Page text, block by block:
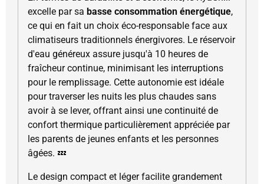
excelle par sa basse consommation énergétique,
ce qui en fait un choix éco-responsable face aux
climatiseurs traditionnels énergivores. Le réservoir
d'eau généreux assure jusqu'à 10 heures de
fraîcheur continue, minimisant les interruptions
pour le remplissage. Cette autonomie est idéale
pour traverser les nuits les plus chaudes sans
avoir à se lever, offrant ainsi une continuité de
confort thermique particulièrement appréciée par
les parents de jeunes enfants et les personnes
âgées. 💤
Le design compact et léger facilite grandement